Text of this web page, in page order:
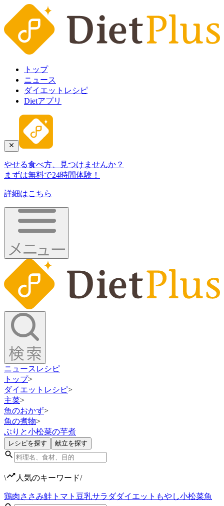
トップ
ニュース
ダイエットレシピ
Dietアプリ
やせる食べ方、見つけませんか？
まずは無料で24時間体験！
詳細はこちら
ニュース レシピ
トップ>
ダイエットレシピ>
主菜>
魚のおかず>
魚の煮物>
ぶりと小松菜の芋煮
レシピを探す 献立を探す
\ 人気のキーワード/
鶏肉ささみ鮭 トマト 豆乳サラダダイエット もやし小松菜魚